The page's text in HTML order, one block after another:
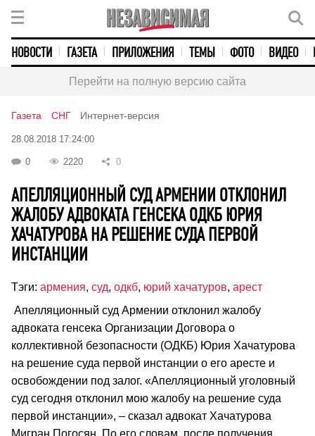
НОВОСТИ ГАЗЕТА ПРИЛОЖЕНИЯ ТЕМЫ ФОТО ВИДЕО
Перейти на полную версию сайта
Газета СНГ Интернет-версия
28.08.2018 17:24:00
0 2220 0
АПЕЛЛЯЦИОННЫЙ СУД АРМЕНИИ ОТКЛОНИЛ
ЖАЛОБУ АДВОКАТА ГЕНСЕКА ОДКБ ЮРИЯ
ХАЧАТУРОВА НА РЕШЕНИЕ СУДА ПЕРВОЙ
ИНСТАНЦИИ
Тэги: армения, суд, одкб, юрий хачатуров, арест
Апелляционный суд Армении отклонил жалобу
адвоката генсека Организации Договора о
коллективной безопасности (ОДКБ) Юрия Хачатурова
на решение суда первой инстанции о его аресте и
освобождении под залог. «Апелляционный уголовный
суд сегодня отклонил мою жалобу на решение суда
первой инстанции», – сказал адвокат Хачатурова